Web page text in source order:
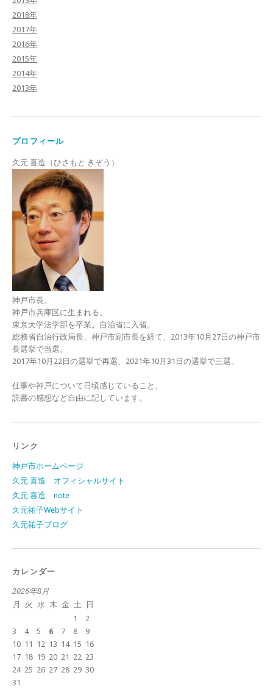
2018年
2017年
2016年
2015年
2014年
2013年
プロフィール
久元 喜造（ひさもと きぞう）
神戸市長。
神戸市兵庫区に生まれる。
東京大学法学部を卒業。自治省に入省。
総務省自治行政局長、神戸市副市長を経て、2013年10月27日の神戸市
長選挙で当選。
2017年10月22日の選挙で再選、2021年10月31日の選挙で三選。
仕事や神戸について日頃感じていること、
読書の感想など自由に記しています。
リンク
神戸市ホームページ
久元 喜造 オフィシャルサイト
久元 喜造 note
久元祐子Webサイト
久元祐子ブログ
カレンダー
2026年8月
月
火 水 木 金 土
日
1
2
3
4 5 6 7 8
9
10 11 12 13 14 15 16
17 18 19 20 21 22 23
24 25 26 27 28 29 30
31